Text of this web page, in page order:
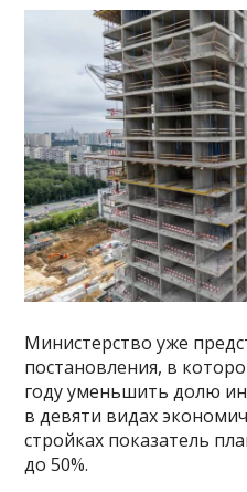
Министерство уже
постановления, в
году уменьшить долю
в девяти видах
стройках показатель
до 50%.